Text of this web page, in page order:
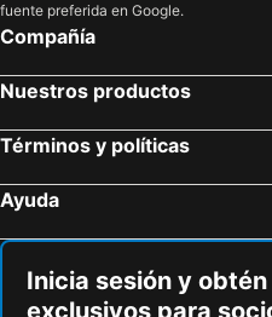
fuente preferida en Google.
Compañía
Nuestros productos
Términos y políticas
Ayuda
Inicia sesión y